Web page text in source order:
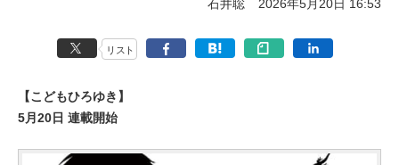
石井聡 2026年5月20日 16:53
リスト
【こどもひろゆき】
5月20日 連載開始